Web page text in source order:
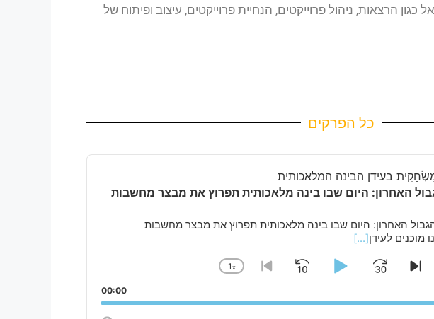
כגון הרצאות, ניהול פרוייקטים, הנחיית פרוייקטים, עיצוב ופיתוח של
כל הפרקים
מִשְׂחָקִית בעידן הבינה המלאכותית
100. הגבול האחרון: היום שבו בינה מלאכותית תפרוץ את מבצר מחשבות
על הגבול האחרון: היום שבו בינה מלאכותית תפרוץ את מבצר מחשבות
לעידן[...]
Change
Rate
1x
Go
previous
Skip
Backward
Play
Pause
Jump
Forward
Skip
next
00:00